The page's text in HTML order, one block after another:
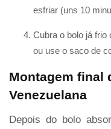
esfriar (uns 10
Cubra o bolo já
ou use o saco de
Montagem final
Venezuelana
Depois do bolo